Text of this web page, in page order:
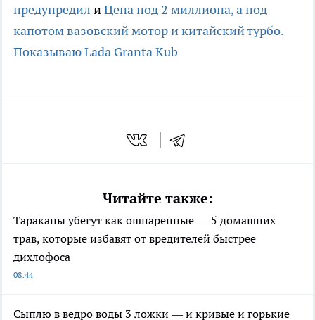
предупредил иЦена под 2 миллиона, а под
капотом вазовский мотор и китайский турбо.
Показываю Lada Granta Kub
Читайте также:
Тараканы убегут как ошпаренные — 5 домашних
трав, которые избавят от вредителей быстрее
дихлофоса
08:44
Сыплю в ведро воды 3 ложки — и кривые и горькие